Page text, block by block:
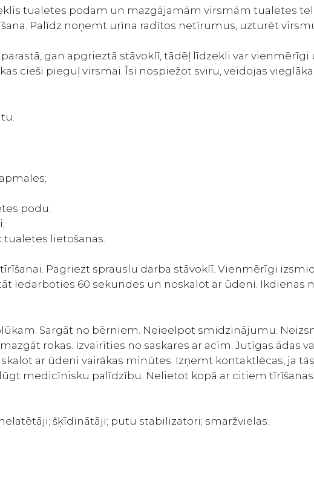
tualetes
podiem
virsmām
300ml
tualetes podam un mazgājamām virsmām tualetes
Palīdz noņemt urīna radītos netīrumus, uzturēt
gan apgrieztā stāvoklī, tādēļ līdzekli var
cieši pieguļ virsmai. Īsi nospiežot sviru, veidojas
podu;
lietošanas.
Pagriezt sprauslu darba stāvoklī. Vienmērīgi
iedarboties 60 sekundes un noskalot ar ūdeni.
Sargāt no bērniem. Neieelpot smidzinājumu.
rokas. Izvairīties no saskares ar acīm. Jutīgas ādas
ar ūdeni vairākas minūtes. Izņemt kontaktlēcas, ja
medicīnisku palīdzību. Nelietot kopā ar citiem
šķīdinātāji; putu stabilizatori; smaržvielas.